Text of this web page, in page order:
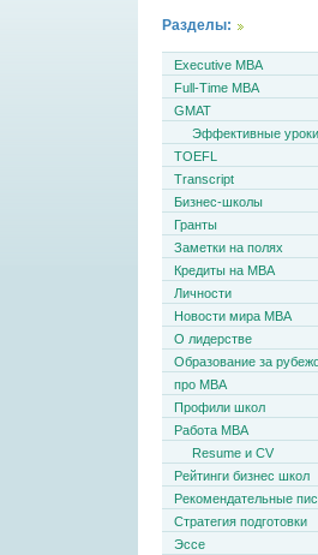
Разделы:
Executive MBA
Full-Time MBA
GMAT
Эффективные
TOEFL
Transcript
Бизнес-школы
Гранты
Заметки на полях
Кредиты на MBA
Личности
Новости мира MBA
О лидерстве
Образование за
про MBA
Профили школ
Работа MBA
Resume и CV
Рейтинги бизнес школ
Рекомендательные
Стратегия подготовки
Эссе